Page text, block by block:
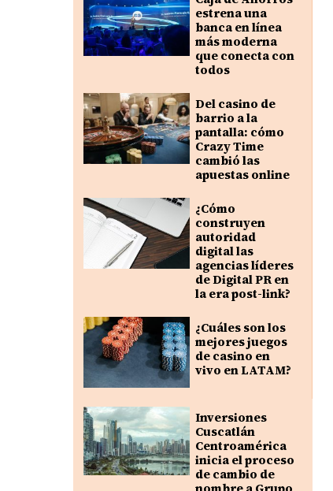
estrena una
banca en línea
más moderna
que conecta con
todos
Del casino de
barrio a la
pantalla: cómo
Crazy Time
cambió las
apuestas online
¿Cómo
construyen
autoridad
digital las
agencias líderes
de Digital PR en
la era post-link?
¿Cuáles son los
mejores juegos
de casino en
vivo en LATAM?
Inversiones
Cuscatlán
Centroamérica
inicia el proceso
de cambio de